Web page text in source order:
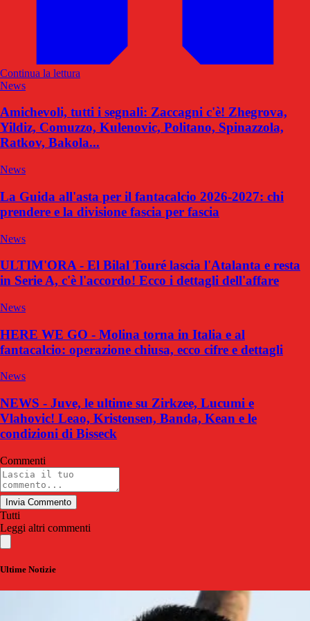
Continua la lettura
News
Amichevoli, tutti i segnali: Zaccagni c'è! Zhegrova,
Yildiz, Comuzzo, Kulenovic, Politano, Spinazzola,
Ratkov, Bakola...
News
La Guida all'asta per il fantacalcio 2026-2027: chi
prendere e la divisione fascia per fascia
News
ULTIM'ORA - El Bilal Touré lascia l'Atalanta e resta
in Serie A, c'è l'accordo! Ecco i dettagli dell'affare
News
HERE WE GO - Molina torna in Italia e al
fantacalcio: operazione chiusa, ecco cifre e dettagli
News
NEWS - Juve, le ultime su Zirkzee, Lucumi e
Vlahovic! Leao, Kristensen, Banda, Kean e le
condizioni di Bisseck
Commenti
Invia Commento
Tutti
Leggi altri commenti
Ultime Notizie